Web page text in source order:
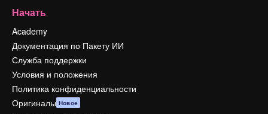
Начать
Academy
Документация по Пакету ИИ
Служба поддержки
Условия и положения
Политика конфиденциальности
Оригиналы Новое